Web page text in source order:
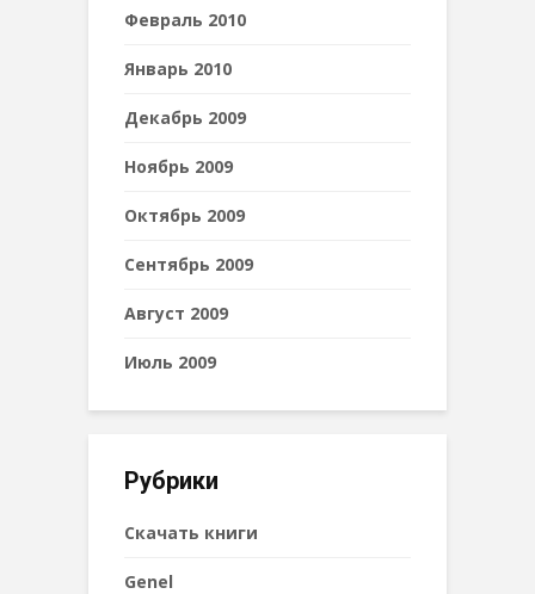
Февраль 2010
Январь 2010
Декабрь 2009
Ноябрь 2009
Октябрь 2009
Сентябрь 2009
Август 2009
Июль 2009
Рубрики
Cкачать книги
Genel